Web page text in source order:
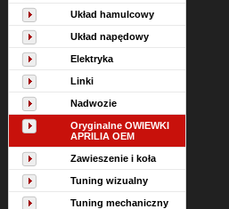
Układ hamulcowy
Układ napędowy
Elektryka
Linki
Nadwozie
Oryginalne OWIEWKI
APRILIA OEM
Zawieszenie i koła
Tuning wizualny
Tuning mechaniczny